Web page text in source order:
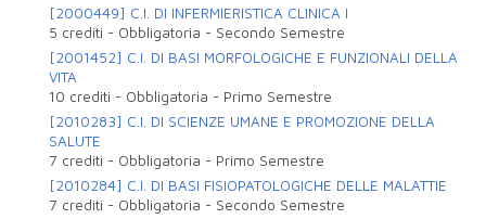
[2000449] C.I. DI INFERMIERISTICA CLINICA I
5 crediti - Obbligatoria - Secondo Semestre
[2001452] C.I. DI BASI MORFOLOGICHE E FUNZIONALI DELLA
VITA
10 crediti - Obbligatoria - Primo Semestre
[2010283] C.I. DI SCIENZE UMANE E PROMOZIONE DELLA
SALUTE
7 crediti - Obbligatoria - Primo Semestre
[2010284] C.I. DI BASI FISIOPATOLOGICHE DELLE MALATTIE
7 crediti - Obbligatoria - Secondo Semestre